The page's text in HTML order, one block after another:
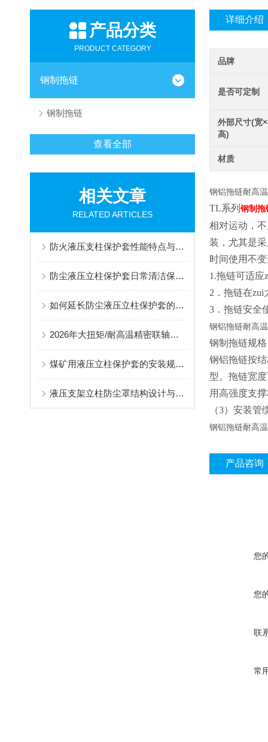
产品分类
PRODUCT CATEGORY
钢制拖链
钢制拖链
查看全部
相关文章
RELATED ARTICLES
防火液压支柱保护套性能特点与阻燃防护应用
防尘液压立柱保护套日常清洁保养与更换规范
如何延长防尘液压立柱保护套的使用寿命？
2026年大扭矩/耐高温精密联轴器定制找哪家？能实现精准定制的优质厂家盘点
煤矿用液压立柱保护套的安装规范与使用寿命提升方案
液压支架立柱防尘罩结构设计与密封防护原理
详细介绍
品牌
是否可定制
外部尺寸(宽×
高)
材质
钢铝拖链耐高
TL系列 钢制拖
相对运动，
装，尤其是
时间使用不
1.拖链可适应
2 ．拖链在
3 ．拖链安全
钢铝拖链耐高
钢制拖链规格
钢铝拖链按
型。拖链宽
用高强度支
（3）安装
钢铝拖链耐高
产品咨询
您
您
联
常